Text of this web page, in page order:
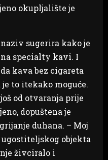
okupljalište je
sugerira kako je
specialty kavi. I
kava bez cigareta
to itekako moguće.
od otvaranja prije
dopuštena je
duhana. – Moj
objekta
živciralo i